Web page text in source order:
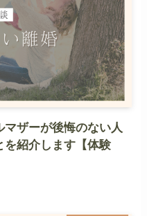
ザーが後悔のない人
を紹介します【体験